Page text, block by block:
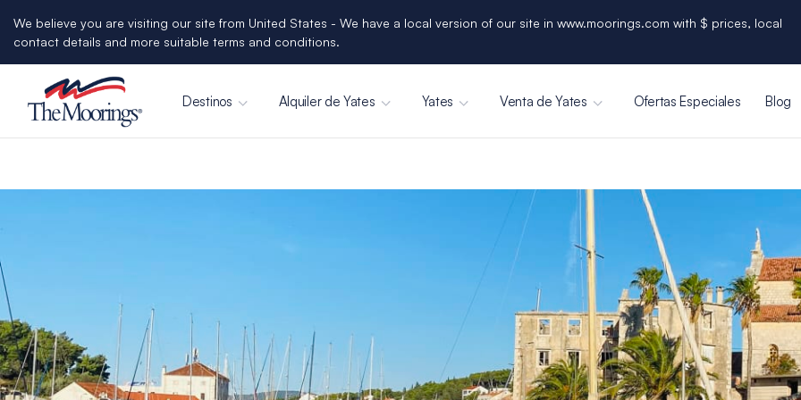
We believe you are visiting our site from United States - We have a local version of our site in www.moorings.com with $ prices, local
contact details and more suitable terms and conditions.
Destinos Alquiler de Yates Yates Venta de Yates Ofertas Especiales Blog